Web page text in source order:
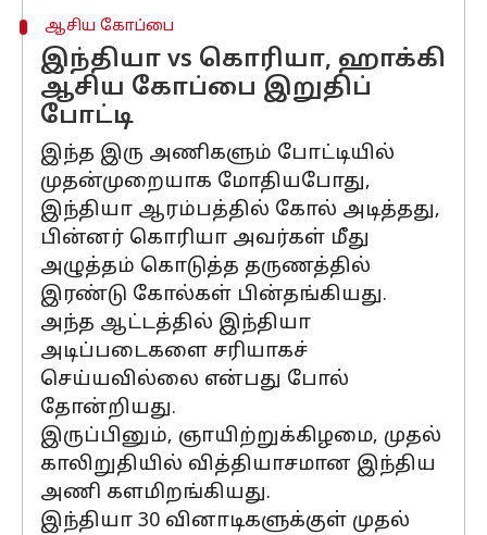
ஆசிய கோப்பை
இந்தியா vs கொரியா, ஹாக்கி
ஆசிய கோப்பை இறுதிப்
போட்டி
இந்த இரு அணிகளும் போட்டியில்
முதன்முறையாக மோதியபோது, ​​
இந்தியா ஆரம்பத்தில் கோல் அடித்தது,
பின்னர் கொரியா அவர்கள் மீது
அழுத்தம் கொடுத்த தருணத்தில்
இரண்டு கோல்கள் பின்தங்கியது.
அந்த ஆட்டத்தில் இந்தியா
அடிப்படைகளை சரியாகச்
செய்யவில்லை என்பது போல்
தோன்றியது.
இருப்பினும், ஞாயிற்றுக்கிழமை, முதல்
காலிறுதியில் வித்தியாசமான இந்திய
அணி களமிறங்கியது.
இந்தியா 30 வினாடிகளுக்குள் முதல்